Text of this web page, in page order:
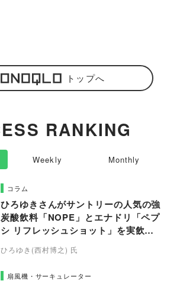
トップへ
RANKING
コラム
ひろゆきさんがサントリーの人気の強
炭酸飲料「NOPE」とエナドリ「ペプ
シ リフレッシュショット」を実飲し
ひろゆき(西村博之) 氏
扇風機・サーキュレーター
Weekly Monthly